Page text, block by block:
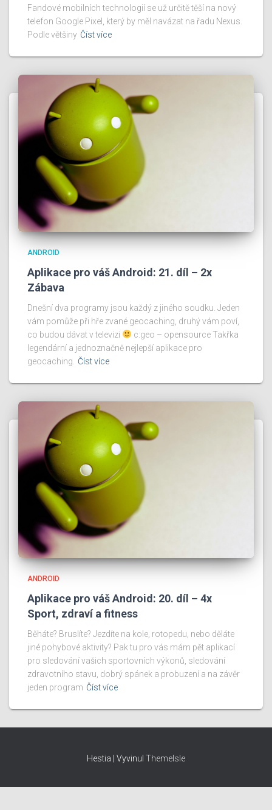
Fandové mobilních technologií se už určitě těší na nový
telefon Google Pixel, který by měl navázat na řadu Nexus.
Podle většiny Číst více
ANDROID
Aplikace pro váš Android: 21. díl – 2x
Zábava
Dnešní dva programy jsou každý z jiného soudku. Jeden
vám pomůže při hře zvané geocaching, druhý vám poví,
co budou dávat v televizi
c:geo – opensource Takřka
legendární a jednoznačně nejlepší aplikace pro
geocaching.
Číst více
ANDROID
Aplikace pro váš Android: 20. díl – 4x
Sport, zdraví a fitness
Běháte? Bruslíte? Jezdíte na kole, rotopedu, nebo děláte
jiné pohybové aktivity? Pak tu pro vás mám pět aplikací
pro sledování vašich sportovních výkonů, sledování
zdravotního stavu, dobrý spánek a probuzení a na závěr
jeden program Číst více
Hestia | Vyvinul ThemeIsle